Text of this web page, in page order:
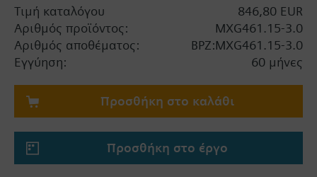
παρέμβυσμα στεγανοποίησης).
MXG461..P βάνες για μέσα που περιέχουν
ορυκτέλαια (τεχνικό φυλλάδιο N4455)
MXG461..M βάνες silicon-free (τεχνικό φυλλάδιο
N4455)
MXG461.. οι βάνες είναι πιστοποιημένες κατά UL
Warning
Προσοχή !
Η βάνα μπορεί να χρησιμοποιηθεί μόνο σαν
Τιμή καταλόγου
846,80 EUR
Αριθμός προϊόντος:
MXG461.15-3.0
Αριθμός αποθέματος:
BPZ:MXG461.15-3.0
Εγγύηση:
60 μήνες
Προσθήκη στο καλάθι
Προσθήκη στο έργο